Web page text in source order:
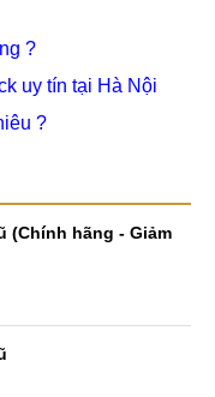
?
uy tín tại Hà Nội
?
(Chính hãng - Giảm